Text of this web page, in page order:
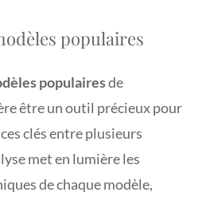
populaires
populairesde
être un outil précieux pour
clés entre plusieurs
met en lumière les
de chaque modèle,